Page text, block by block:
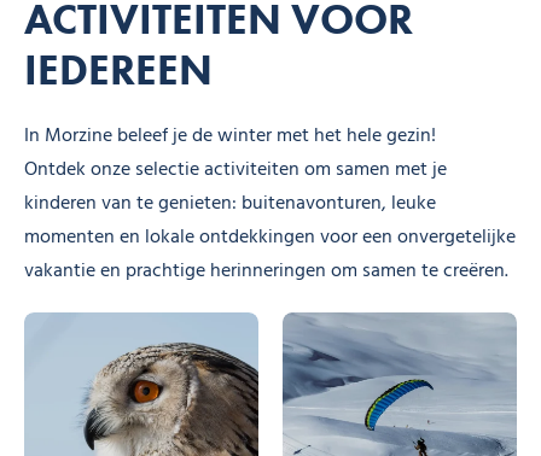
ACTIVITEITEN VOOR
IEDEREEN
In Morzine beleef je de winter met het hele gezin!
Ontdek onze selectie activiteiten om samen met je
kinderen van te genieten: buitenavonturen, leuke
momenten en lokale ontdekkingen voor een onvergetelijke
vakantie en prachtige herinneringen om samen te creëren.